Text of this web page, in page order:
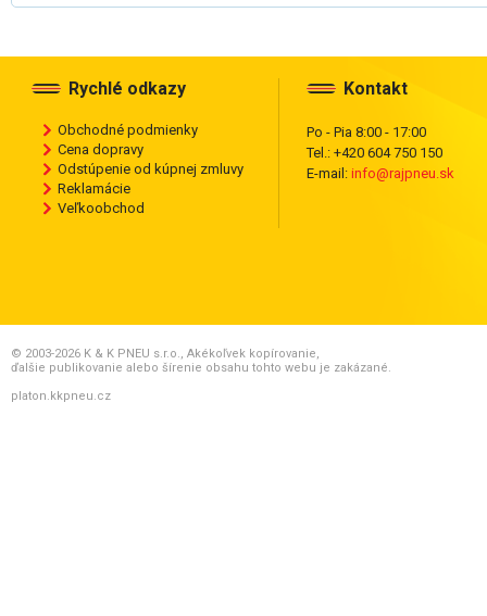
Rychlé odkazy
Obchodné podmienky
Cena dopravy
Odstúpenie od kúpnej zmluvy
Reklamácie
Veľkoobchod
Kontakt
Po - Pia 8:00 - 17:00
Tel.: +420 604 750 150
E-mail: info@rajpneu.sk
© 2003-2026 K & K PNEU s.r.o., Akékoľvek kopírovanie,
ďalšie publikovanie alebo šírenie obsahu tohto webu je zakázané.
platon.kkpneu.cz